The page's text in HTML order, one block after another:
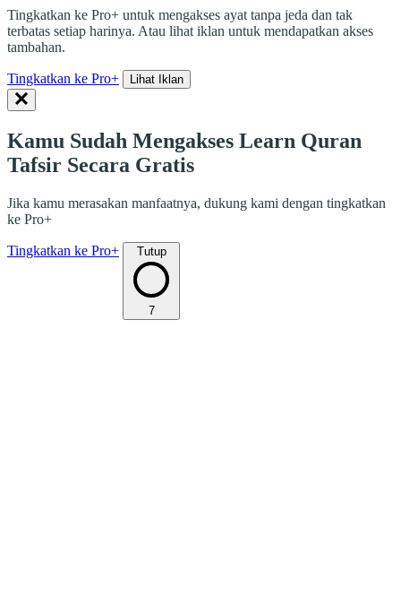
Tingkatkan ke Pro+ untuk mengakses ayat tanpa jeda dan tak
terbatas setiap harinya. Atau lihat iklan untuk mendapatkan akses
tambahan.
Tingkatkan ke Pro+ Lihat Iklan
Kamu Sudah Mengakses Learn Quran
Tafsir Secara Gratis
Jika kamu merasakan manfaatnya, dukung kami dengan tingkatkan
ke Pro+
Tingkatkan ke Pro+ Tutup
7